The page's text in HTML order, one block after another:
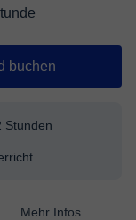
buchen
Stunden
Mehr Infos